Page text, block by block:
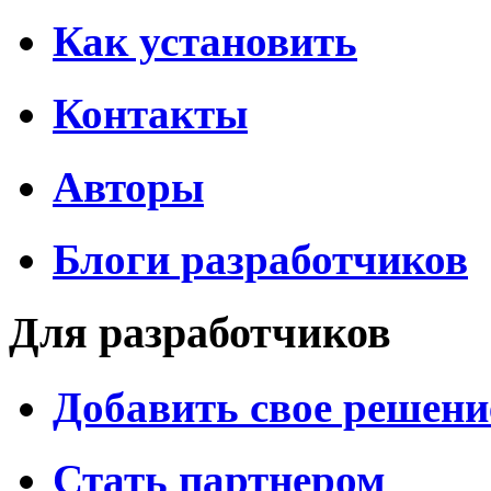
Как установить
Контакты
Авторы
Блоги разработчиков
Для разработчиков
Добавить свое
Стать партнером